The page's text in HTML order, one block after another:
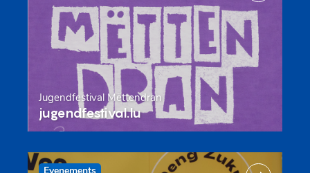
Jugendfestival Mëttendran
jugendfestival.lu
Evenements